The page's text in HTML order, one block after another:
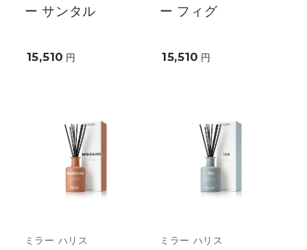
ー サンタル
15,510 円
ー フィグ
15,510 円
ミラー ハリス ミラー ハリス